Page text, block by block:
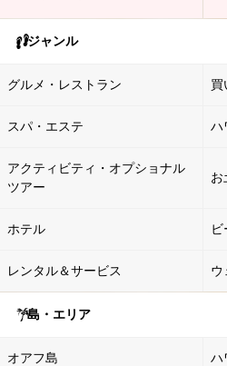
ジャンル
グルメ・レストラン 買
スパ・エステ ハ
アクティビティ・オプショナル
ツアー
お
ホテル ビ
レンタル＆サービス ウ
島・エリア
オアフ島 ハ